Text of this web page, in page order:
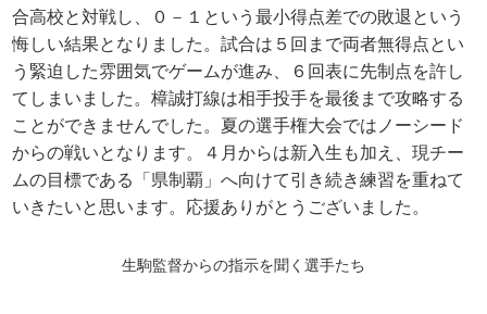
合高校と対戦し、０－１という最小得点差での敗退という
悔しい結果となりました。試合は５回まで両者無得点とい
う緊迫した雰囲気でゲームが進み、６回表に先制点を許し
てしまいました。樟誠打線は相手投手を最後まで攻略する
ことができませんでした。夏の選手権大会ではノーシード
からの戦いとなります。４月からは新入生も加え、現チー
ムの目標である「県制覇」へ向けて引き続き練習を重ねて
いきたいと思います。応援ありがとうございました。
生駒監督からの指示を聞く選手たち